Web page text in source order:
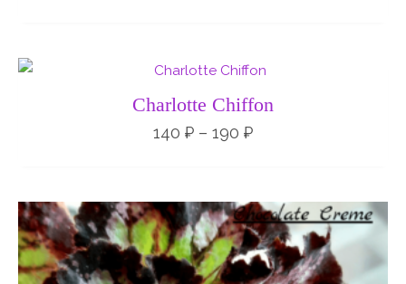
Charlotte Chiffon
140 ₽ – 190 ₽
Диапазон
цен:
140 ₽
–
190 ₽
Диапазон
цен:
140 ₽
–
190 ₽